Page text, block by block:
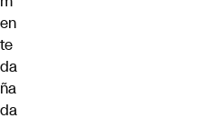
en
te
da
ña
da